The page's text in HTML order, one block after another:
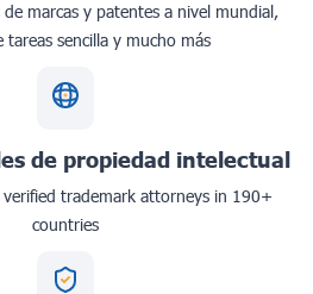
marcas y patentes a nivel mundial,
tareas sencilla y mucho más
de propiedad intelectual
trademark attorneys in 190+
countries